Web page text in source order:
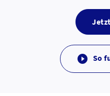
 So